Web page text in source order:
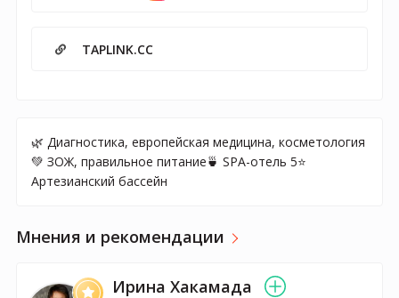
TAPLINK.CC
🌿 Диагностика, европейская медицина, косметология
💚 ЗОЖ, правильное питание🍵 SPA-отель 5⭐️
Артезианский бассейн
Мнения и рекомендации
Ирина Хакамада